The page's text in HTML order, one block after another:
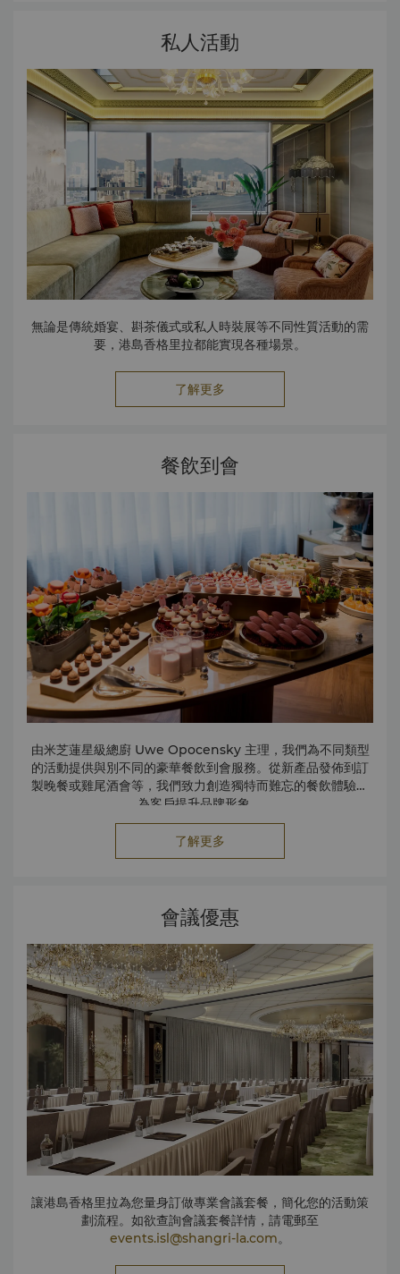
私人活動
無論是傳統婚宴、斟茶儀式或私人時裝展等不同性質活動的需
要，港島香格里拉都能實現各種場景。
了解更多
餐飲到會
由米芝蓮星級總廚 Uwe Opocensky 主理，我們為不同類型
的活動提供與別不同的豪華餐飲到會服務。從新產品發佈到訂
製晚餐或雞尾酒會等，我們致力創造獨特而難忘的餐飲體驗，
為客戶提升品牌形象。
珍饌盛會
打造令人讚嘆不已的活動如品牌發佈會、小型儀式，甚至酒
會，都能為您妥善安排。
會悉心照應您及親朋好友最重要的慶祝活動，讓您安心無憂。
商務會議
從商務午宴到主題茶歇時光，我們以謹慎而優雅的態度協助您
製作會議餐飲，讓客人無後顧之憂地輕松舉行會議。
大型展覽及博覽
不論您想舉行開幕儀式，或是一千五百人的三天會議，我們的
行政總廚會確保為每個菜單量身定做，以切合活動的性質和需
要。
了解更多
會議優惠
讓港島香格里拉為您量身訂做專業會議套餐，簡化您的活動策
劃流程。如欲查詢會議套餐詳情，請電郵至
events.isl@shangri-la.com。